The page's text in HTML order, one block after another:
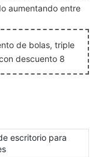
aumentando entre
escritorio para